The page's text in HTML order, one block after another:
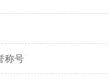
称号